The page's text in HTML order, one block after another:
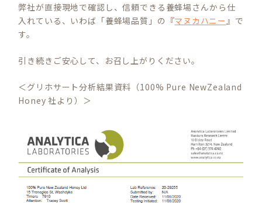
弊社が直接現地で確認し、信頼できる養蜂場さんから仕
入れている、いわば「養蜂場品質」の『マヌカハニー 』で
す。
引き続きご安心して、お召し上がりください。
＜グリホサート分析結果資料（100% Pure NewZealand
Honey 社より）＞